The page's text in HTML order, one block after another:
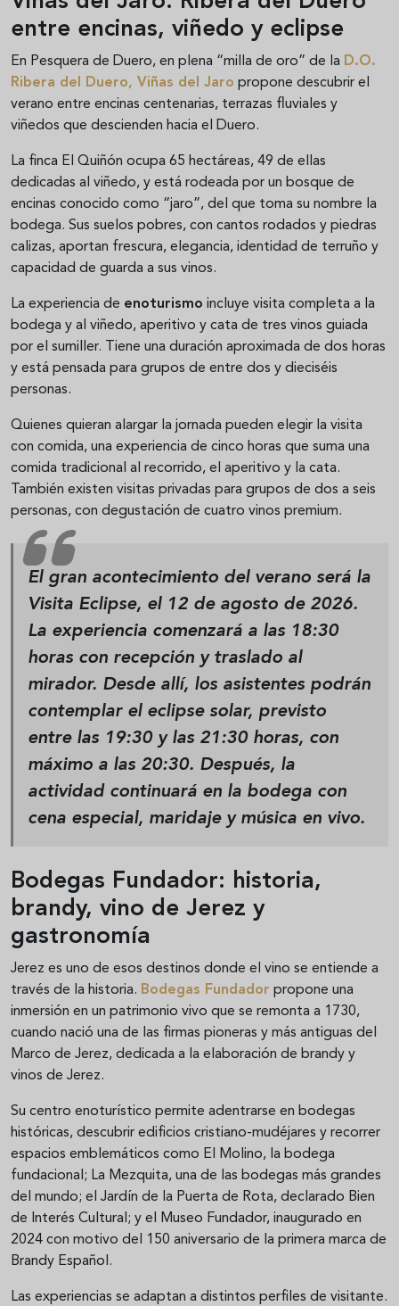
entre encinas, viñedo y eclipse
En Pesquera de Duero, en plena “milla de oro” de la D.O.
Ribera del Duero, Viñas del Jaro propone descubrir el
verano entre encinas centenarias, terrazas fluviales y
viñedos que descienden hacia el Duero.
La finca El Quiñón ocupa 65 hectáreas, 49 de ellas
dedicadas al viñedo, y está rodeada por un bosque de
encinas conocido como “jaro”, del que toma su nombre la
bodega. Sus suelos pobres, con cantos rodados y piedras
calizas, aportan frescura, elegancia, identidad de terruño y
capacidad de guarda a sus vinos.
La experiencia de enoturismo incluye visita completa a la
bodega y al viñedo, aperitivo y cata de tres vinos guiada
por el sumiller. Tiene una duración aproximada de dos horas
y está pensada para grupos de entre dos y dieciséis
personas.
Quienes quieran alargar la jornada pueden elegir la visita
con comida, una experiencia de cinco horas que suma una
comida tradicional al recorrido, el aperitivo y la cata.
También existen visitas privadas para grupos de dos a seis
personas, con degustación de cuatro vinos premium.
El gran acontecimiento del verano será la
Visita Eclipse, el 12 de agosto de 2026.
La experiencia comenzará a las 18:30
horas con recepción y traslado al
mirador. Desde allí, los asistentes podrán
contemplar el eclipse solar, previsto
entre las 19:30 y las 21:30 horas, con
máximo a las 20:30. Después, la
actividad continuará en la bodega con
cena especial, maridaje y música en vivo.
Bodegas Fundador: historia,
brandy, vino de Jerez y
gastronomía
Jerez es uno de esos destinos donde el vino se entiende a
través de la historia. Bodegas Fundador propone una
inmersión en un patrimonio vivo que se remonta a 1730,
cuando nació una de las firmas pioneras y más antiguas del
Marco de Jerez, dedicada a la elaboración de brandy y
vinos de Jerez.
Su centro enoturístico permite adentrarse en bodegas
históricas, descubrir edificios cristiano-mudéjares y recorrer
espacios emblemáticos como El Molino, la bodega
fundacional; La Mezquita, una de las bodegas más grandes
del mundo; el Jardín de la Puerta de Rota, declarado Bien
de Interés Cultural; y el Museo Fundador, inaugurado en
2024 con motivo del 150 aniversario de la primera marca de
Brandy Español.
Las experiencias se adaptan a distintos perfiles de visitante.